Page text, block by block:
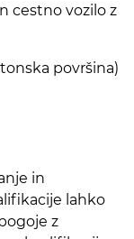
cestno vozilo z
površina)
in
lahko
z